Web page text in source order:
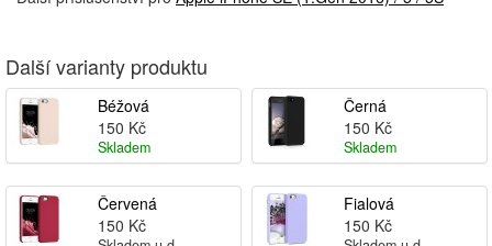
Další varianty produktu
Béžová
150 Kč
Skladem
Černá
150 Kč
Skladem
Červená
150 Kč
Fialová
150 Kč